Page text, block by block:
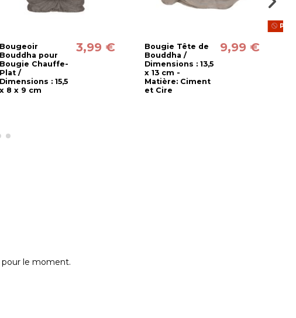
Bougeoir
Bouddha pour
Bougie Chauffe-
Plat /
Dimensions : 15,5
x 8 x 9 cm
3,99 €
Bougie Tête de
Bouddha /
Dimensions : 13,5
x 13 cm -
Matière: Ciment
et Cire
9,99 €
pour le moment.